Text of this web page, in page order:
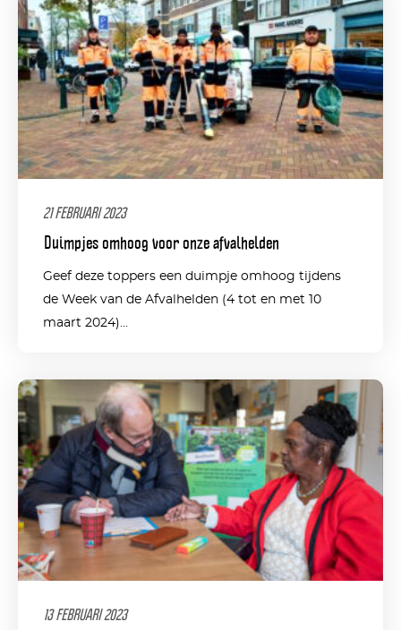
21 FEBRUARI 2023
Duimpjes omhoog voor onze afvalhelden
Geef deze toppers een duimpje omhoog tijdens
de Week van de Afvalhelden (4 tot en met 10
maart 2024)...
13 FEBRUARI 2023